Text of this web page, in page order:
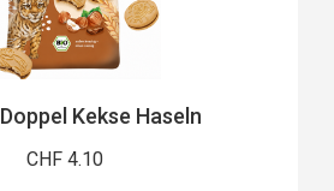
Kekse Haseln
CHF 4.10